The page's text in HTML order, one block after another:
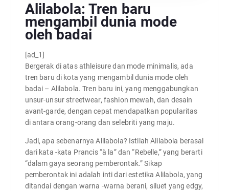
Alilabola: Tren baru
mengambil dunia mode
oleh badai
[ad_1]
Bergerak di atas athleisure dan mode minimalis, ada
tren baru di kota yang mengambil dunia mode oleh
badai – Alilabola. Tren baru ini, yang menggabungkan
unsur-unsur streetwear, fashion mewah, dan desain
avant-garde, dengan cepat mendapatkan popularitas
di antara orang-orang dan selebriti yang maju.
Jadi, apa sebenarnya Alilabola? Istilah Alilabola berasal
dari kata -kata Prancis “à la” dan “Rebelle,” yang berarti
“dalam gaya seorang pemberontak.” Sikap
pemberontak ini adalah inti dari estetika Alilabola, yang
ditandai dengan warna -warna berani, siluet yang edgy,